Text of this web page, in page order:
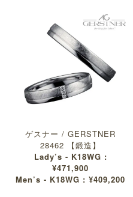
ゲスナー / GERSTNER
28462 【鍛造】
Lady’s - K18WG :
¥471,900
Men’s - K18WG : ¥409,200